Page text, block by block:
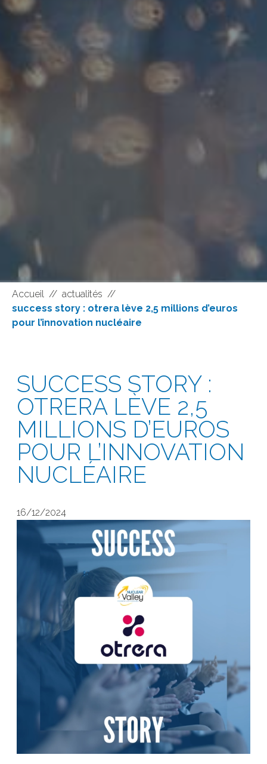
Accueil // actualités //
success story : otrera lève 2,5 millions d’euros
pour l’innovation nucléaire
SUCCESS STORY :
OTRERA LÈVE 2,5
MILLIONS D’EUROS
POUR L’INNOVATION
NUCLÉAIRE
16/12/2024